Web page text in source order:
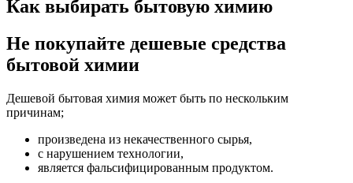
Как выбирать бытовую химию
Не покупайте дешевые средства
бытовой химии
Дешевой бытовая химия может быть по нескольким
причинам;
произведена из некачественного сырья,
с нарушением технологии,
является фальсифицированным продуктом.